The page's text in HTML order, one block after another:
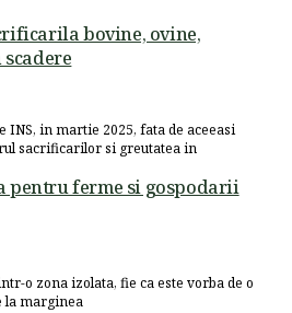
bovine, ovine,
INS, in martie 2025, fata de aceeasi
sacrificarilor si greutatea in
pentru ferme si gospodarii
o zona izolata, fie ca este vorba de o
la marginea